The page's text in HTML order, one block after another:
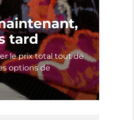
tard
le prix total tout de
options de